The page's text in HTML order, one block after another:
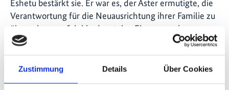
Zustimmung Details Über Cookies
Eshetu bestärkt sie. Er war es, der Aster ermutigte, die
Verantwortung für die Neuausrichtung ihrer Familie zu
übernehmen. „Ich bin der stolze Ehemann einer
wundervollen, durchsetzungsfähigen und
unabhängigen Frau“, sagt er und ergänzt: „Wir haben
den tief verwurzelten kulturellen Einfluss und die